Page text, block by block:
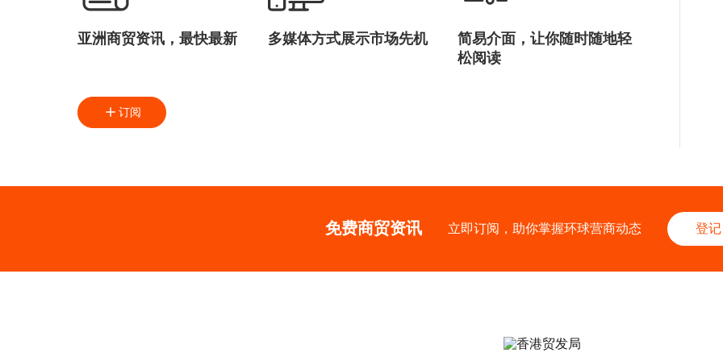
亚洲商贸资讯，最快最新 多媒体方式展示市场先机
简易介面，让你随时随地轻
松阅读
订阅
免费商贸资讯 立即订阅，助你掌握环球营商动态 登记